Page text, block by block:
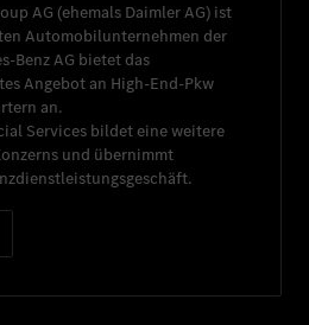
AG (ehemals Daimler AG) ist
Automobilunternehmen der
Benz AG bietet das
Angebot an High-End-Pkw
an.
Services bildet eine weitere
und übernimmt